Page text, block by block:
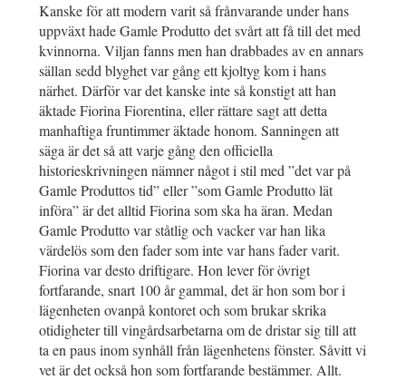
Kanske för att modern varit så frånvarande under hans
uppväxt hade Gamle Produtto det svårt att få till det med
kvinnorna. Viljan fanns men han drabbades av en annars
sällan sedd blyghet var gång ett kjoltyg kom i hans
närhet. Därför var det kanske inte så konstigt att han
äktade Fiorina Fiorentina, eller rättare sagt att detta
manhaftiga fruntimmer äktade honom. Sanningen att
säga är det så att varje gång den officiella
historieskrivningen nämner något i stil med ”det var på
Gamle Produttos tid” eller ”som Gamle Produtto lät
införa” är det alltid Fiorina som ska ha äran. Medan
Gamle Produtto var ståtlig och vacker var han lika
värdelös som den fader som inte var hans fader varit.
Fiorina var desto driftigare. Hon lever för övrigt
fortfarande, snart 100 år gammal, det är hon som bor i
lägenheten ovanpå kontoret och som brukar skrika
otidigheter till vingårdsarbetarna om de dristar sig till att
ta en paus inom synhåll från lägenhetens fönster. Såvitt vi
vet är det också hon som fortfarande bestämmer. Allt.